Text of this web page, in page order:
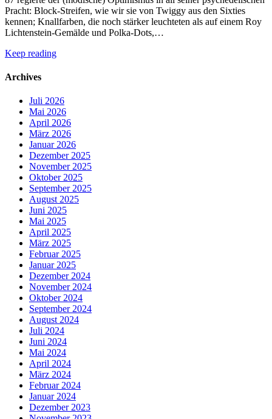
Pracht: Block-Streifen, wie wir sie von Twiggy aus den Sixties
kennen; Knallfarben, die noch stärker leuchteten als auf einem Roy
Lichtenstein-Gemälde und Polka-Dots,…
Keep reading
Archives
Juli 2026
Mai 2026
April 2026
März 2026
Januar 2026
Dezember 2025
November 2025
Oktober 2025
September 2025
August 2025
Juni 2025
Mai 2025
April 2025
März 2025
Februar 2025
Januar 2025
Dezember 2024
November 2024
Oktober 2024
September 2024
August 2024
Juli 2024
Juni 2024
Mai 2024
April 2024
März 2024
Februar 2024
Januar 2024
Dezember 2023